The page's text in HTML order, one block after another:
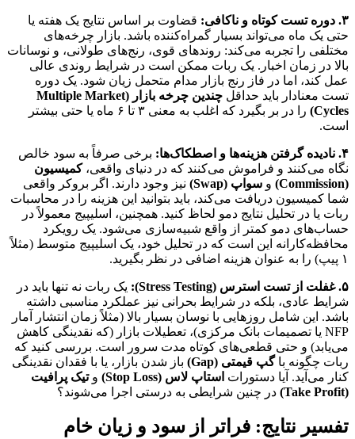
۳. دوره تست کوتاه و ناکافی:
قضاوت بر اساس نتایج یک هفته یا
حتی یک ماه می‌تواند بسیار گمراه‌کننده باشد. بازار چرخه‌های
مختلفی را تجربه می‌کند: روندهای قوی، رنج‌های طولانی، و نوسانات
بالا در زمان اخبار. یک ربات ممکن است در شرایط روندی عالی
عمل کند، اما در فاز رنج بازار مدام متحمل زیان شود. یک دوره
تست معنادار باید حداقل
چندین چرخه بازار (Multiple Market
Cycles)
را در بر بگیرد که اغلب به معنی ۳ تا ۶ ماه یا حتی بیشتر
است.
۴. نادیده گرفتن هزینه‌ها و اصطکاک‌ها:
برخی صرفاً به سود خالص
نگاه می‌کنند و فراموش می‌کنند که در دنیای واقعی،کمیسیون
(Commission)
و سواپ (Swap)
نیز وجود دارند. اگر بروکر واقعی
شما کمیسیون دریافت می‌کند، باید بتوانید این هزینه را در محاسبات
ربات یا در تحلیل نتایج دمو لحاظ کنید. همچنین، اسلیپیج معمولاً در
حساب‌های دمو کمتر از واقع شبیه‌سازی می‌شود. یک رویکرد
محافظه‌کارانه این است که در تحلیل خود، یک اسلیپیج متوسط (مثلاً
۱ پیپ) را به عنوان هزینه اضافی در نظر بگیرید.
۵. غفلت از تست استرس (Stress Testing):
یک ربات نه تنها باید در
شرایط عادی، بلکه در شرایط بحرانی نیز عملکرد مناسبی داشته
باشد. این شامل روزهایی با نوسان بسیار بالا (مثلاً زمان انتشار آمار
NFP یا تصمیمات بانک مرکزی)، تعطیلات بازار (که نقدینگی کاهش
می‌یابد) و حتی قطعی‌های کوتاه مدت سرور است. بررسی کنید که
ربات چگونه باگپ قیمتی (Gap)
باز شدن بازار، یا با فقدان نقدینگی
کنار می‌آید. آیا دستورات استاپ لاس (Stop Loss) وتیک پرافیت
(Take Profit)
در چنین شرایطی به درستی اجرا می‌شوند؟
تفسیر نتایج: فراتر از سود و زیان خام